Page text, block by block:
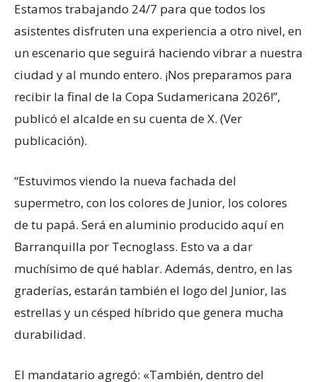
Estamos trabajando 24/7 para que todos los
asistentes disfruten una experiencia a otro nivel, en
un escenario que seguirá haciendo vibrar a nuestra
ciudad y al mundo entero. ¡Nos preparamos para
recibir la final de la Copa Sudamericana 2026!”,
publicó el alcalde en su cuenta de X. (Ver
publicación).
“Estuvimos viendo la nueva fachada del
supermetro, con los colores de Junior, los colores
de tu papá. Será en aluminio producido aquí en
Barranquilla por Tecnoglass. Esto va a dar
muchísimo de qué hablar. Además, dentro, en las
graderías, estarán también el logo del Junior, las
estrellas y un césped híbrido que genera mucha
durabilidad.
El mandatario agregó: «También, dentro del